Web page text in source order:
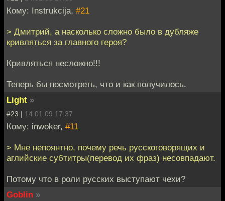
Кому: Instrukcija, #21
> Дмитрий, а насколько сложно было в дубляже
кривляться за главного героя?
Кривляться несложно!!!
Теперь бы посмотреть, что и как получилось.
Light »
#23 | 14.01.09 17:37
Кому: inwoker, #11
> Мне непоянтно, почему речь русскоговорящих и
аглийские субтитры(перевод их фраз) несовпадают.
Потому что в роли русских выступают чехи?
Goblin »